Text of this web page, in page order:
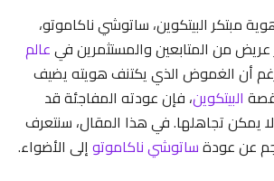
مبتكر البيتكوين، ساتوشي ناكاموتو،
من المتابعين والمستثمرين فيعالم
أن الغموض الذي يكتنف هويته يضيف
البيتكوين، فإن عودته المفاجئة قد
يمكن تجاهلها. في هذا المقال، سنتعرف
ساتوشي ناكاموتوإلى الأضواء.